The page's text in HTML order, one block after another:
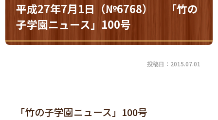
平成27年7月1日（№6768） 「竹の
子学園ニュース」100号
投稿日：2015.07.01
「竹の子学園ニュース」100号